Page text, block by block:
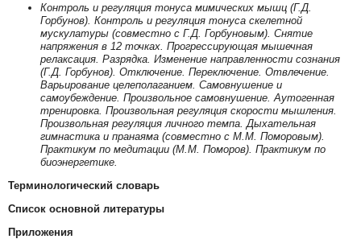
Контроль и регуляция тонуса мимических мышц (Г.Д.
Горбунов). Контроль и регуляция тонуса скелетной
мускулатуры (совместно с Г.Д. Горбуновым). Снятие
напряжения в 12 точках. Прогрессирующая мышечная
релаксация. Разрядка. Изменение направленности сознания
(Г.Д. Горбунов). Отключение. Переключение. Отвлечение.
Варьирование целеполаганием. Самовнушение и
самоубеждение. Произвольное самовнушение. Аутогенная
тренировка. Произвольная регуляция скорости мышления.
Произвольная регуляция личного темпа. Дыхательная
гимнастика и пранаяма (совместно с М.М. Поморовым).
Практикум по медитации (М.М. Поморов). Практикум по
биоэнергетике.
Терминологический словарь
Список основной литературы
Приложения